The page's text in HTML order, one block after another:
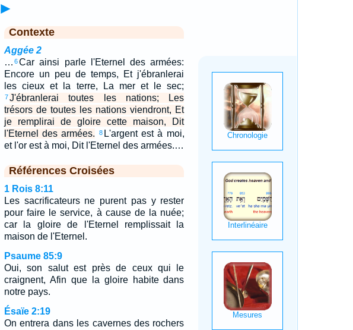
►
Contexte
Aggée 2
… 6Car ainsi parle l'Eternel des armées:
Encore un peu de temps, Et j'ébranlerai
les cieux et la terre, La mer et le sec;
7J'ébranlerai toutes les nations; Les
trésors de toutes les nations viendront, Et
je remplirai de gloire cette maison, Dit
l'Eternel des armées.
8 L'argent est à moi,
et l'or est à moi, Dit l'Eternel des armées.…
Références Croisées
1 Rois 8:11
Les sacrificateurs ne purent pas y rester
pour faire le service, à cause de la nuée;
car la gloire de l'Eternel remplissait la
maison de l'Eternel.
Psaume 85:9
Oui, son salut est près de ceux qui le
craignent, Afin que la gloire habite dans
notre pays.
Ésaïe 2:19
On entrera dans les cavernes des rochers